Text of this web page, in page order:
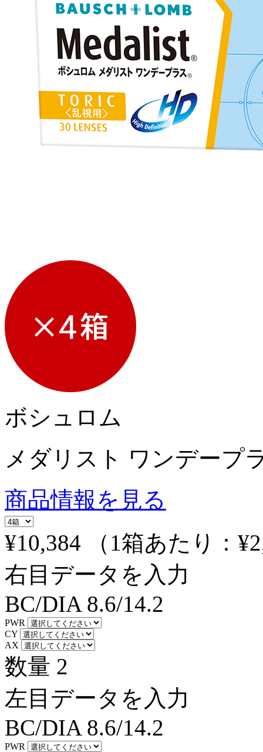
ボシュロム
メダリスト ワンデー
商品情報を見る
¥10,384
（1箱あたり：
右目データを入力
BC/DIA 8.6/14.2
PWR
CY
AX
数量 2
左目データを入力
BC/DIA 8.6/14.2
PWR